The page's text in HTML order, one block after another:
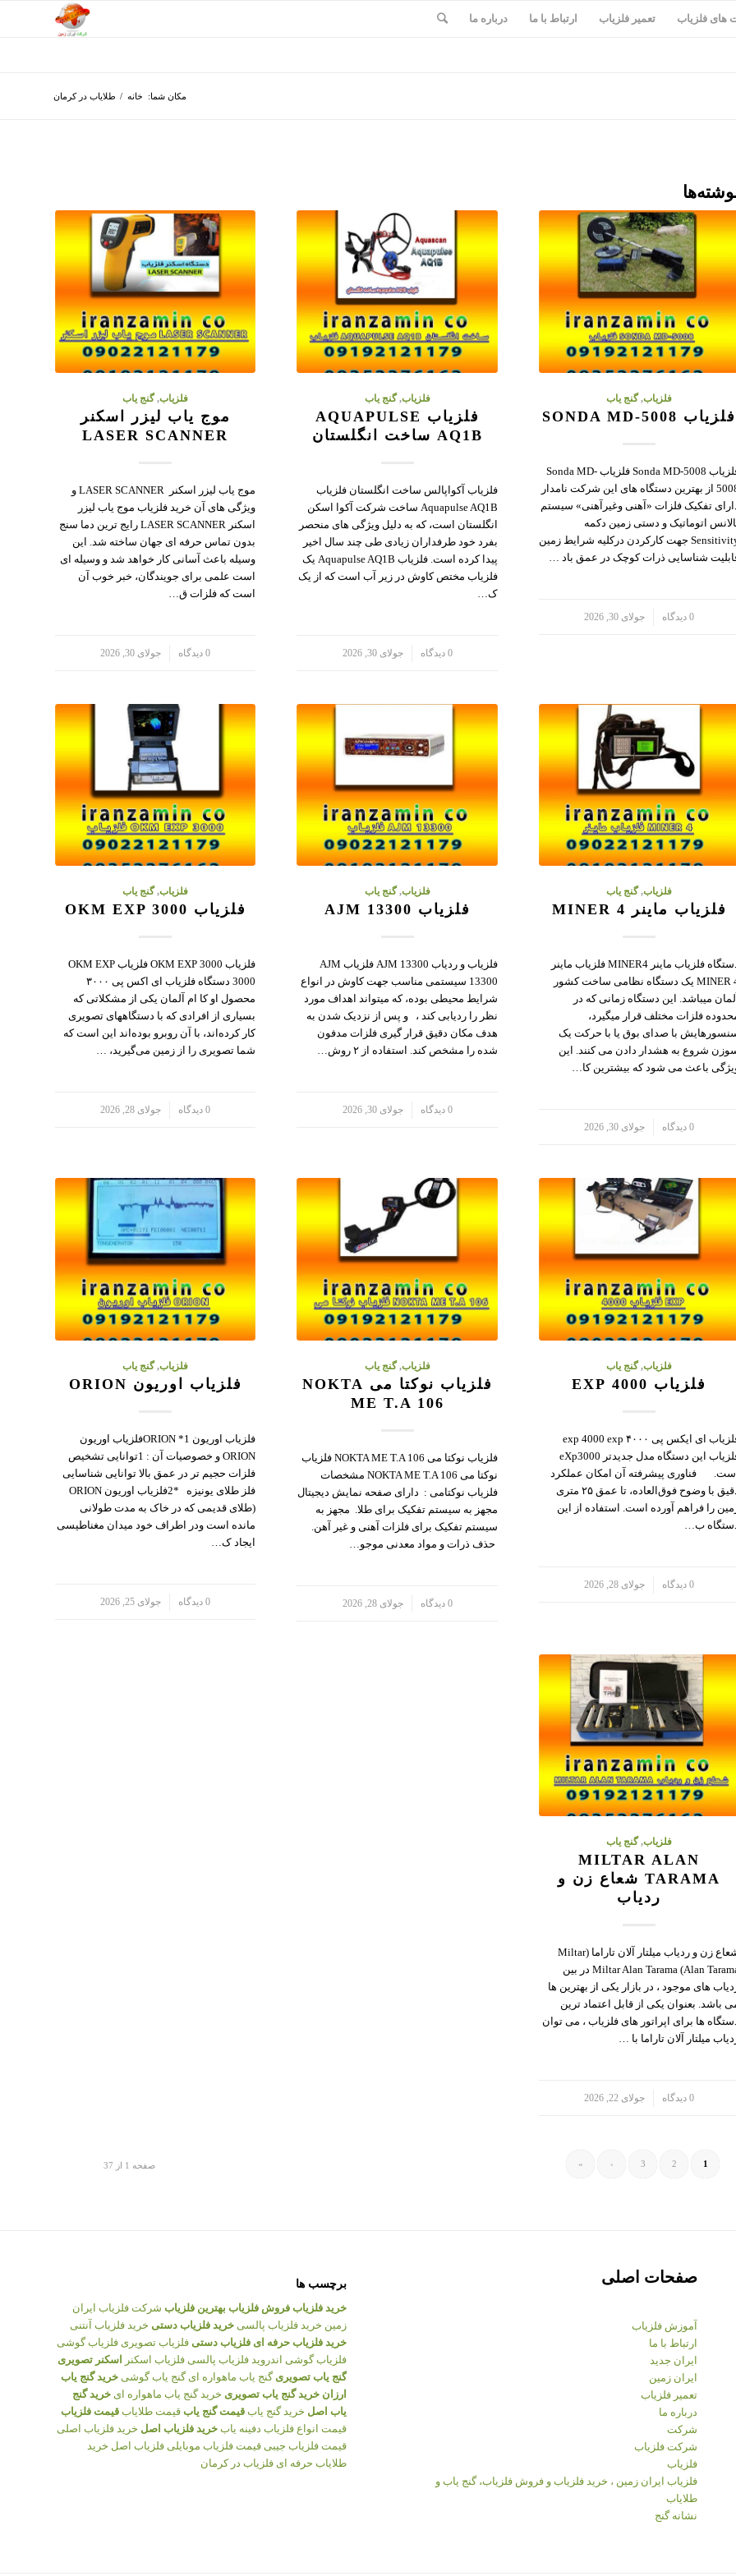
های فلزیاب تعمیر فلزیاب ارتباط با ما درباره ما
مکان شما: خانه / طلایاب در کرمان
فلزیاب,گنج یاب
فلزیاب SONDA MD-5008
فلزیاب Sonda MD-5008 فلزیاب Sonda MD-
5008 از بهترین دستگاه های این شرکت نامدار
تفکیک فلزات «آهنی وغیرآهنی» سیستم
اتوماتیک و دستی زمین دکمه
Sensitivity جهت کارکردن درکلیه شرایط زمین
شناسایی ذرات کوچک در عمق باد …
0 دیدگاه جولای 30, 2026
فلزیاب,گنج یاب
فلزیاب AQUAPULSE
AQ1B ساخت انگلستان
فلزیاب آکواپالس ساخت انگلستان فلزیاب
Aquapulse AQ1B ساخت شرکت آکوا اسکن
انگلستان است، که به دلیل ویژگی های منحصر
بفرد خود طرفداران زیادی طی چند سال اخیر
پیدا کرده است. فلزیاب Aquapulse AQ1B یک
فلزیاب مختص کاوش در زیر آب است که از یک
ک…
0 دیدگاه جولای 30, 2026
فلزیاب,گنج یاب
موج یاب لیزر اسکنر
LASER SCANNER
موج یاب لیزر اسکنر LASER SCANNER و
ویژگی های آن خرید فلزیاب موج یاب لیزر
اسکنر LASER SCANNER رایج ترین دما سنج
بدون تماس حرفه ای جهان ساخته شد. این
وسیله باعث آسانی کار خواهد شد و وسیله ای
است علمی برای جویندگان، خبر خوب آن
است که فلزات ق…
0 دیدگاه جولای 30, 2026
فلزیاب,گنج یاب
فلزیاب ماینر MINER 4
دستگاه فلزیاب ماینر MINER4 فلزیاب ماینر
MINER 4 یک دستگاه نظامی ساخت کشور
میباشد. این دستگاه زمانی که در
فلزات مختلف قرار میگیرد،
با صدای بوق یا با حرکت یک
شروع به هشدار دادن می کنند. این
باعث می شود که بیشترین کا…
0 دیدگاه جولای 30, 2026
فلزیاب,گنج یاب
فلزیاب AJM 13300
فلزیاب و ردیاب AJM 13300 فلزیاب AJM
13300 سیستمی مناسب جهت کاوش در انواع
شرایط محیطی بوده، که میتواند اهداف مورد
نظر را ردیابی کند ، و پس از نزدیک شدن به
هدف مکان دقیق قرار گیری فلزات مدفون
شده را مشخص کند. استفاده از ۲ روش…
0 دیدگاه جولای 30, 2026
فلزیاب,گنج یاب
فلزیاب OKM EXP 3000
فلزیاب OKM EXP 3000 فلزیاب OKM EXP
3000 دستگاه فلزیاب ای اکس پی ۳۰۰۰
محصول او کا ام آلمان یکی از مشکلاتی که
بسیاری از افرادی که با دستگاههای تصویری
کار کرده‌اند، با آن روبرو بوده‌اند این است که
شما تصویری را از زمین می‌گیرید، …
0 دیدگاه جولای 28, 2026
فلزیاب,گنج یاب
فلزیاب 4000 EXP
فلزیاب ای ایکس پی ۴۰۰۰ exp 4000 exp
فلزیاب این دستگاه مدل جدیدتر eXp3000
فناوری پیشرفته آن امکان عملکرد
دقیق با وضوح فوق‌العاده، تا عمق ۲۵ متری
را فراهم آورده است. استفاده از این
ب…
0 دیدگاه جولای 28, 2026
فلزیاب,گنج یاب
فلزیاب نوکتا می NOKTA
ME T.A 106
فلزیاب نوکتا می NOKTA ME T.A 106 فلزیاب
نوکتا می NOKTA ME T.A 106 مشخصات
فلزیاب نوکتامی : دارای صفحه نمایش دیجیتال
مجهز به سیستم تفکیک برای طلا. مجهز به
سیستم تفکیک برای فلزات آهنی و غیر آهن.
حذف ذرات و مواد معدنی موجو…
0 دیدگاه جولای 28, 2026
فلزیاب,گنج یاب
فلزیاب اوریون ORION
فلزیاب اوریون ORION *1فلزیاب اوریون
ORION و خصوصیات آن : 1توانایی تشخیص
فلزات حجیم تر در عمق بالا توانایی شناسایی
فلز طلای یونیزه *2فلزیاب اوریون ORION
(طلای قدیمی که در خاک به مدت طولانی
مانده است ودر اطراف خود میدان مغناطیسی
ایجاد ک…
0 دیدگاه جولای 25, 2026
فلزیاب,گنج یاب
MILTAR ALAN
TARAMA شعاع زن و
ردیاب
شعاع زن و ردیاب میلتار آلان تاراما (Miltar
Alan Tarama) Miltar Alan Tarama در بین
های موجود ، در بازار یکی از بهترین ها
باشد. بعنوان یکی از قابل اعتماد ترین
ها برای اپراتور های فلزیاب ، می توان
میلتار آلان تاراما با …
0 دیدگاه جولای 22, 2026
صفحه 1 از 37 1
2
3
›
»
صفحات اصلی
آموزش فلزیاب
ارتباط با ما
ایران جدید
ایران زمین
تعمیر فلزیاب
درباره ما
شرکت
شرکت فلزیاب
فلزیاب
فلزیاب ایران زمین ، خرید فلزیاب و فروش فلزیاب، گنج یاب و
طلایاب
نشانه گنج
برچسب ها
خرید فلزیاب فروش فلزیاب بهترین فلزیاب شرکت فلزیاب ایران
زمین خرید فلزیاب پالسی خرید فلزیاب دستی خرید فلزیاب آنتنی
خرید فلزیاب حرفه ای فلزیاب دستی فلزیاب تصویری فلزیاب گوشی
فلزیاب گوشی اندروید فلزیاب پالسی فلزیاب اسکنر
اسکنر تصویری
گنج یاب تصویری گنج یاب ماهواره ای گنج یاب گوشی خرید گنج یاب
ارزان خرید گنج یاب تصویری خرید گنج یاب ماهواره ای خرید گنج
یاب اصل خرید گنج یاب قیمت گنج یاب قیمت طلایاب قیمت فلزیاب
قیمت انواع فلزیاب دفینه یاب خرید فلزیاب اصل خرید فلزیاب اصلی
قیمت فلزیاب جیبی قیمت فلزیاب موبایلی فلزیاب اصل خرید
طلایاب حرفه ای فلزیاب در کرمان